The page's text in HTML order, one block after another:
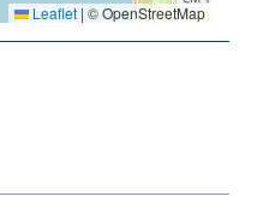
Leaflet | © OpenStreetMap